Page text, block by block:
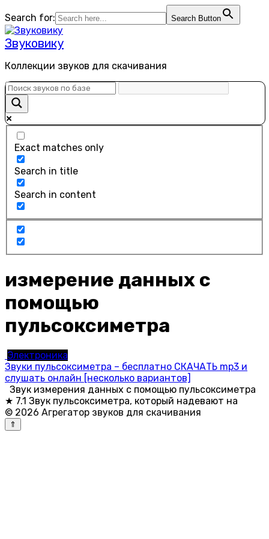
к
содержанию
Search for: Search Button
Звуковику
Коллекции звуков для скачивания
Exact matches only
Search in title
Search in content
измерение данных с
помощью
пульсоксиметра
Электроника
Звуки пульсоксиметра – бесплатно СКАЧАТЬ mp3 и
слушать онлайн [несколько вариантов]
Звук измерения данных с помощью пульсоксиметра
★ 7.1 Звук пульсоксиметра, который надевают на
© 2026 Агрегатор звуков для скачивания